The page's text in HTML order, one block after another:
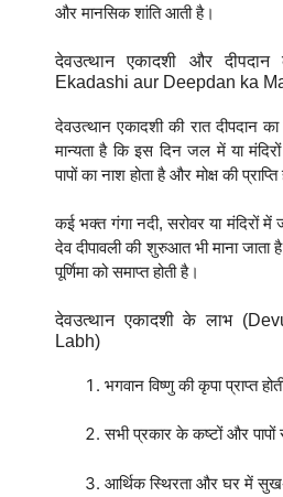
और मानसिक शांति आती है।
देवउत्थान एकादशी और
Ekadashi aur Deepdan ka
देवउत्थान एकादशी की रात दीपदान का
मान्यता है कि इस दिन जल में या
पापों का नाश होता है और मोक्ष की प्राप्ति
कई भक्त गंगा नदी, सरोवर या मंदिरों
देव दीपावली की शुरुआत भी माना जाता
पूर्णिमा को समाप्त होती है।
देवउत्थान एकादशी के लाभ
Labh)
भगवान विष्णु की कृपा प्राप्त
सभी प्रकार के कष्टों और पापों
आर्थिक स्थिरता और घर में सुख-